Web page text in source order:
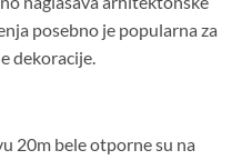
posebno je popularna za
dekoracije.
20m bele otporne su na